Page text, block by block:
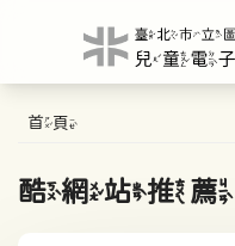
首頁
酷網站推薦